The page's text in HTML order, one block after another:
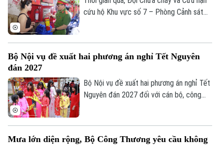
Tư vấn sức khỏe
Quần vợt
Golf
Tin tức
Điện ảnh
Thời trang
Âm nhạc
Đã phát sóng
dùng.
cứu hộ Khu vực số 7 – Phòng Cảnh sát
cường công tác phòng cháy, chữa cháy
sở.
Bộ Nội vụ đề xuất hai phương án nghỉ Tết Nguyên
đán 2027
Bộ Nội vụ đề xuất hai phương án nghỉ Tết
Nguyên đán 2027 đối với cán bộ, công
Mưa lớn diện rộng, Bộ Công Thương yêu cầu không